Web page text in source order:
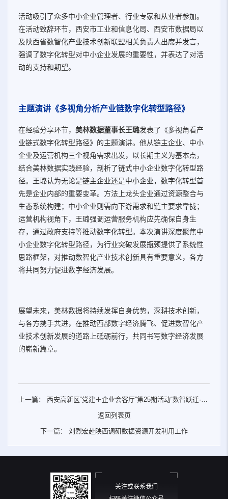
活动吸引了众多中小企业管理者、行业专家和从业者参加。
在活动致辞环节，西安市工业和信息化局、西安市数据局以
及陕西省数智化产业技术创新联盟相关负责人出席并发言，
强调了数字化转型对中小企业发展的重要性，并表达了对活
动的支持和期望。
主题演讲《多视角分析产业链数字化转型路径》
在经验分享环节， 美林数据董事长王璐发表了《多视角看产
业链式数字化转型路径》的主题演讲。他从链主企业、中小
企业及运营机构三个视角需求出发，以长期主义为基本点，
结合美林数据实践经验，剖析了链式中小企业数字化转型路
径。王璐认为无论是链主企业还是中小企业，数字化转型首
先是企业内部的重要变革。方法上龙头企业通过资源整合与
生态系统构建；中小企业则需向下游需求和链主要求靠拢；
运营机构视角下，王璐强调运营服务机构应先确保自身生
存，通过政府支持等推动数字化转型。本次演讲深度聚焦中
小企业数字化转型路径，为行业突破发展瓶颈提供了系统性
思路框架，对推动数智化产业技术创新具有重要意义，各方
将共同努力促进数字经济发展。
展望未来，美林数据将持续发挥自身优势，深耕技术创新，
与各方携手共进，在推动西部数字经济腾飞、促进数智化产
业技术创新发展的道路上砥砺前行，共同书写数字经济发展
的崭新篇章。
上一篇： 西安高新区“党建＋企业会客厅”第25期活动“数智跃迁·产
返回列表页
下一篇： 刘烈宏赴陕西调研数据资源开发利用工作
关注或联系我们